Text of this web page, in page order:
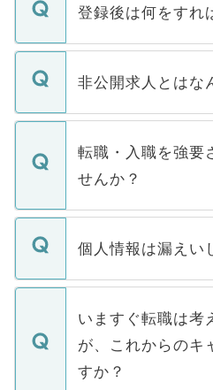
登録後は何をすれ
ご登録いただきまし
登録内容を確認し、
ます。通常、5営業
いただきますので、
い。
非公開求人とはな
マイナビDOCTOR
うち約3割は、Web
けない「非公開求人
下記の理由によって
ません。
■応募殺到を避ける
関を公にしてしまう
に、医療機関が求め
みを人材紹介会社に
ています。
転職・入職を強要
せんか？
転職・入職を強要す
ん。また、仮に応募
定を承諾する必要は
の辞退の連絡はキャ
ますので、ご安心く
個人情報は漏えい
個人情報が漏えいす
で、ご安心ください
などで収集したご登
ご本人のキャリアア
支援を目的に使用い
いますぐ転職は考
が、これからのキ
すか？